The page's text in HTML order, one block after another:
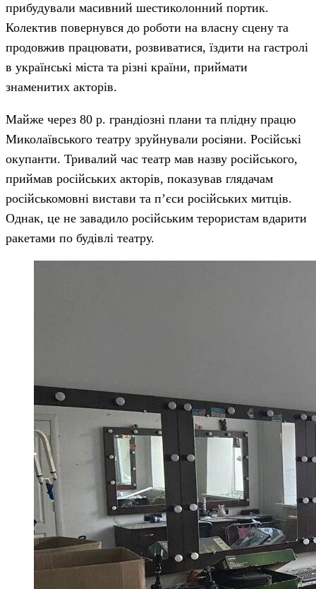
прибудували масивний шестиколонний портик.
Колектив повернувся до роботи на власну сцену та
продовжив працювати, розвиватися, їздити на гастролі
в українські міста та різні країни, приймати
знаменитих акторів.
Майже через 80 р. грандіозні плани та плідну працю
Миколаївського театру зруйнували росіяни. Російські
окупанти. Тривалий час театр мав назву російського,
приймав російських акторів, показував глядачам
російськомовні вистави та п’єси російських митців.
Однак, це не завадило російським терористам вдарити
ракетами по будівлі театру.